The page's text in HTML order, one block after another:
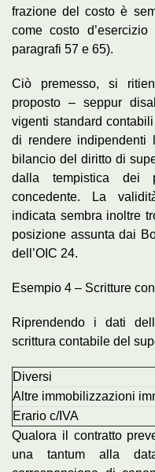
frazione del costo è
come costo
paragrafi 57 e 65).
Ciò premesso, si
proposto – seppur
vigenti standard
di rendere indipendenti
bilancio del diritto di
dalla tempistica dei
concedente. La
indicata sembra inoltre
posizione assunta dai
dell’OIC 24.
Esempio 4 – Scritture
Riprendendo i dati
scrittura contabile del
Diversi
Altre immobilizzazioni
Erario c/IVA
Qualora il contratto
una tantum alla